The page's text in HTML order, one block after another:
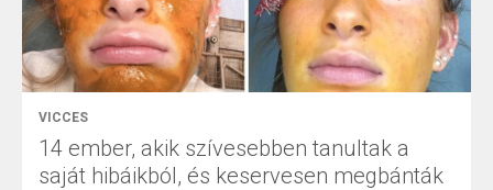
VICCES
14 ember, akik szívesebben tanultak a
saját hibáikból, és keservesen megbánták